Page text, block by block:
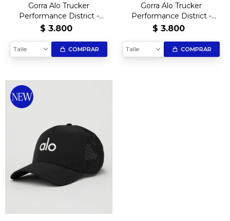
Gorra Alo Trucker
Performance District -
W&B
$ 3.800
Talle COMPRAR
Gorra Alo Trucker
Performance District -
White
$ 3.800
Talle COMPRAR